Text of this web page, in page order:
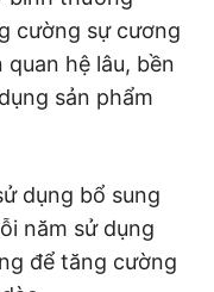
cường sự cương
hệ lâu, bền
sản phẩm
dụng bổ sung
năm sử dụng
để tăng cường